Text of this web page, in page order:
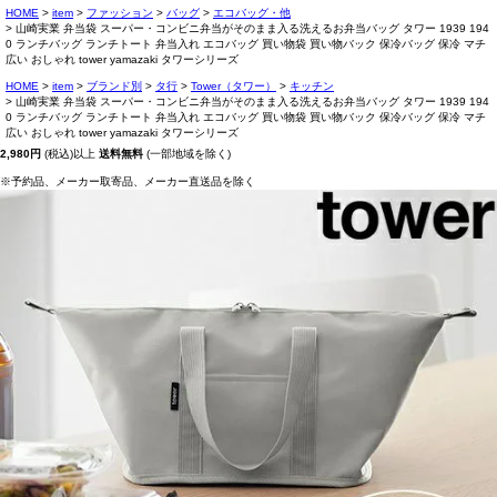
HOME item ファッション バッグ
エコバッグ・他
山崎実業 弁当袋 スーパー・コンビニ弁当がそのまま入る洗えるお弁当バッグ タワー 1939 194
0 ランチバッグ ランチトート 弁当入れ エコバッグ 買い物袋 買い物バック 保冷バッグ 保冷 マチ
広い おしゃれ tower yamazaki タワーシリーズ
HOME item ブランド別 タ行 Tower（タワー）
キッチン
山崎実業 弁当袋 スーパー・コンビニ弁当がそのまま入る洗えるお弁当バッグ タワー 1939 194
0 ランチバッグ ランチトート 弁当入れ エコバッグ 買い物袋 買い物バック 保冷バッグ 保冷 マチ
広い おしゃれ tower yamazaki タワーシリーズ
2,980円 (税込)以上 送料無料 (一部地域を除く)
※予約品、メーカー取寄品、メーカー直送品を除く